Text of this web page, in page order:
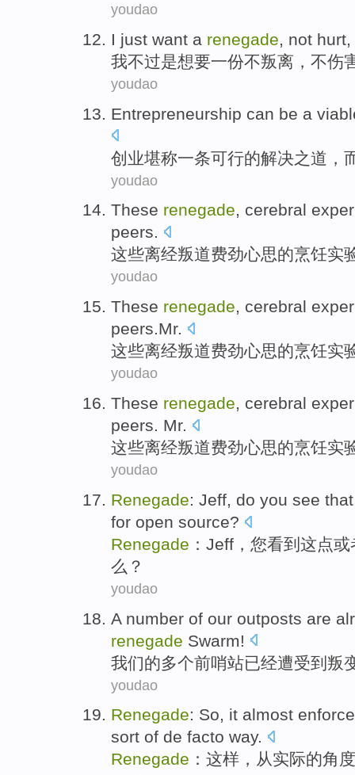
youdao
I just want a renegade, not hurt,
我不过是想要一份不叛离 ， 不伤
youdao
Entrepreneurship can be a
创业堪称一条可行的解决之道 ，
youdao
These renegade, cerebral
peers.
这些离经叛道费劲心思的烹饪实
youdao
These renegade, cerebral
peers.Mr.
这些离经叛道费劲心思的烹饪实
youdao
These renegade, cerebral
peers. Mr.
这些离经叛道费劲心思的烹饪实
youdao
Renegade: Jeff, do you see that
for open source?
Renegade ： Jeff ， 您看到 这点或
么？
youdao
A number of our outposts are
renegade Swarm!
我们的多个前哨站已经遭受到叛
youdao
Renegade: So, it almost
sort of de facto way.
Renegade ： 这样 ， 从实际的角